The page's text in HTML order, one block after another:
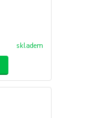
skladem